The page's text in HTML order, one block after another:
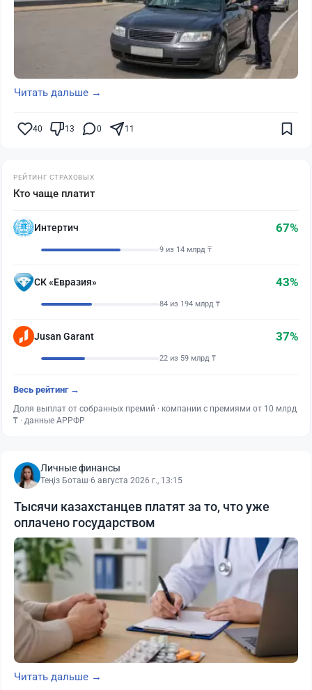
Читать дальше →
40 13 0 11
РЕЙТИНГ СТРАХОВЫХ
Кто чаще платит
Интертич 67%
9 из 14 млрд ₸
СК «Евразия» 43%
84 из 194 млрд ₸
Jusan Garant 37%
22 из 59 млрд ₸
Весь рейтинг →
Доля выплат от собранных премий · компании с премиями от 10 млрд
₸ · данные АРРФР
Личные финансы
Теңіз Боташ·6 августа 2026 г., 13:15
Тысячи казахстанцев платят за то, что уже
оплачено государством
Читать дальше →